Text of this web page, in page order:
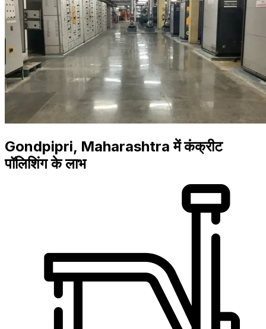
Gondpipri, Maharashtra में कंक्रीट
पॉलिशिंग के लाभ